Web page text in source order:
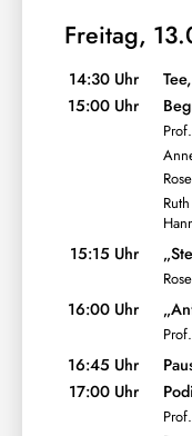
Freitag,
14:30 Uhr
15:00 Uhr
15:15 Uhr
16:00 Uhr
16:45 Uhr
17:00 Uhr